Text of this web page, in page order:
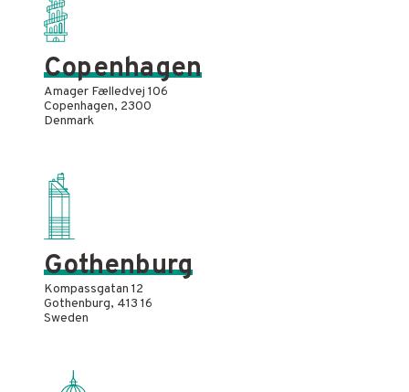
Copenhagen
Amager Fælledvej 106
Copenhagen, 2300
Denmark
Gothenburg
Kompassgatan 12
Gothenburg, 413 16
Sweden